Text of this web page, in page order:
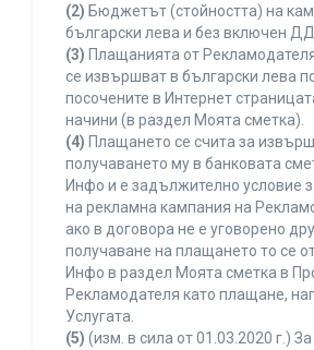
(2) Бюджетът (стойността) на
български лева и без включен
(3) Плащанията от
се извършват в български лева
посочените в Интернет
начини (в раздел Моята сметка).
(4) Плащането се счита за
получаването му в банковата
Инфо и е задължително условие
на рекламна кампания на
ако в договора не е уговорено
получаване на плащането то се
Инфо в раздел Моята сметка в
Рекламодателя като плащане,
Услугата.
(5) (изм. в сила от 01.03.2020 г.)